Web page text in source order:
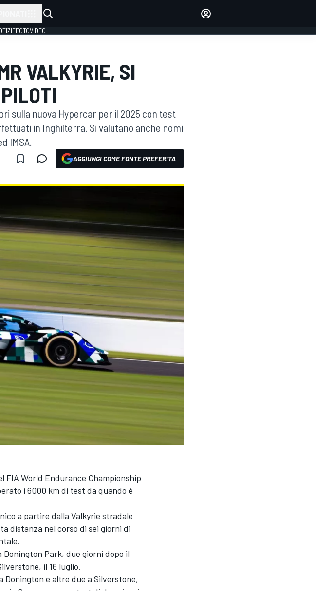
ACCEDI
FOTOVIDEO
VALKYRIE, SI
sulla nuova Hypercar per il 2025 con test
in Inghilterra. Si valutano anche nomi
IMSA.
AGGIUNGI COME FONTE PREFERITA
FIA World Endurance Championship
i 6000 km di test da quando è
a partire dalla Valkyrie stradale
distanza nel corso di sei giorni di
Park, due giorni dopo il
il 16 luglio.
Donington e altre due a Silverstone,